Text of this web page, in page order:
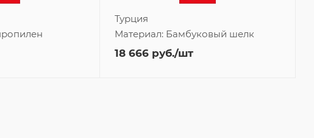
Турция
Материал: Бамбуковый шелк
18 666 руб./шт